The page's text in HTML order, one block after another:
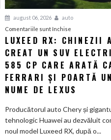
august 06, 2026
auto
Comentariile sunt închisepentru
Luxeed
RX:
Chinezii
creat
un
electric
LUXEED RX: CHINEZII
CREAT UN SUV
585 CP CARE ARATĂ
FERRARI ȘI POARTĂ UN
NUME DE LEXUS
Producătorul auto Chery și
tehnologic Huawei au dezvăluit
noul model Luxeed RX, după o...